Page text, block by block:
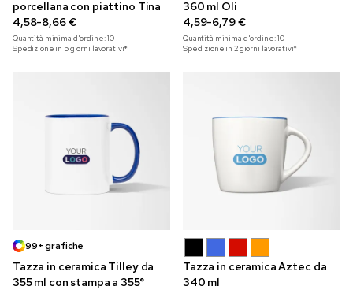
porcellana con piattino Tina
4,58-8,66 €
Quantità minima d'ordine:10
Spedizione in 5 giorni lavorativi*
360 ml Oli
4,59-6,79 €
Quantità minima d'ordine:10
Spedizione in 2 giorni lavorativi*
99+ grafiche
Tazza in ceramica Tilley da
355 ml con stampa a 355°
Tazza in ceramica Aztec da
340 ml